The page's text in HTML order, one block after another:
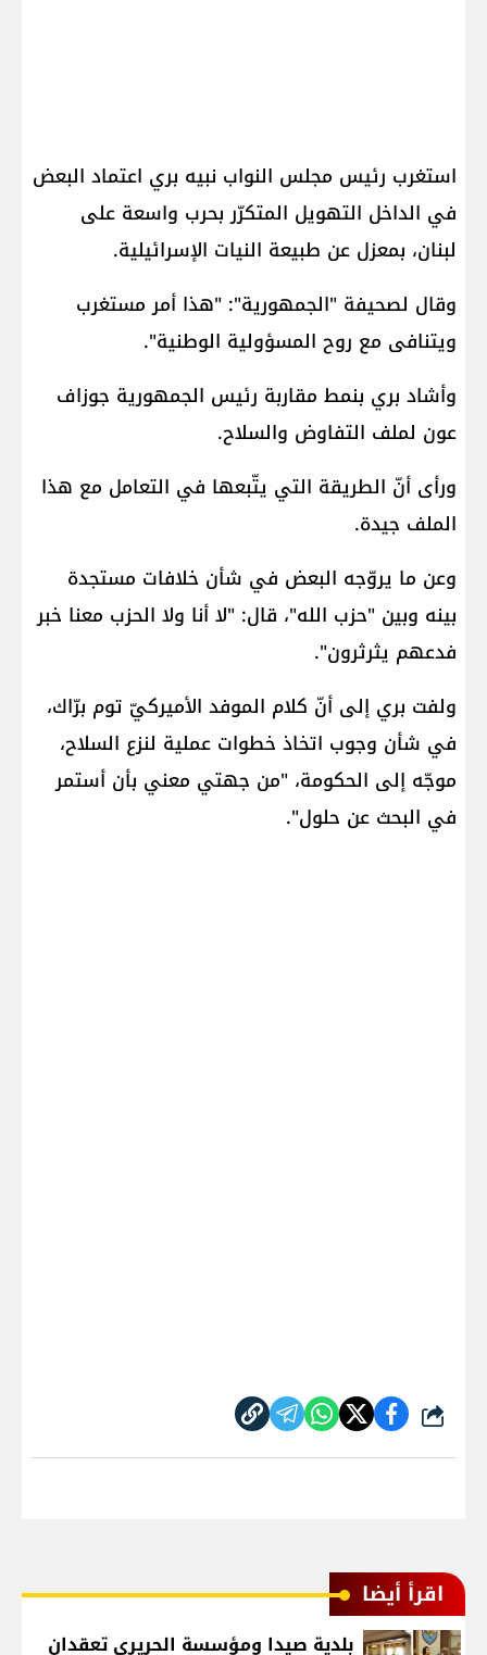
استغرب رئيس مجلس النواب نبيه بري اعتماد البعض
في الداخل التهويل المتكرّر بحرب واسعة على
لبنان، بمعزل عن طبيعة النيات الإسرائيلية.
وقال لصحيفة "الجمهورية": "هذا أمر مستغرب
ويتنافى مع روح المسؤولية الوطنية".
وأشاد بري بنمط مقاربة رئيس الجمهورية جوزاف
عون لملف التفاوض والسلاح.
ورأى أنّ الطريقة التي يتّبعها في التعامل مع هذا
الملف جيدة.
وعن ما يروّجه البعض في شأن خلافات مستجدة
بينه وبين "حزب الله"، قال: "لا أنا ولا الحزب معنا خبر
فدعهم يثرثرون".
ولفت بري إلى أنّ كلام الموفد الأميركيّ توم برّاك،
في شأن وجوب اتخاذ خطوات عملية لنزع السلاح،
موجّه إلى الحكومة، "من جهتي معني بأن أستمر
في البحث عن حلول".
شارك
اقرأ أيضا
بلدية صيدا ومؤسسة الحريري تعقدان